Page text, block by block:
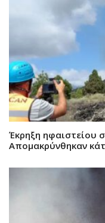
Έκρηξη ηφαιστείου
Απομακρύνθηκαν